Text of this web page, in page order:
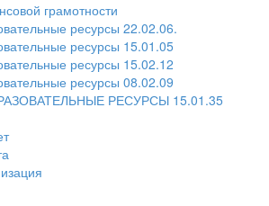
грамотности
ресурсы 22.02.06.
ресурсы 15.01.05
ресурсы 15.02.12
ресурсы 08.02.09
РЕСУРСЫ 15.01.35